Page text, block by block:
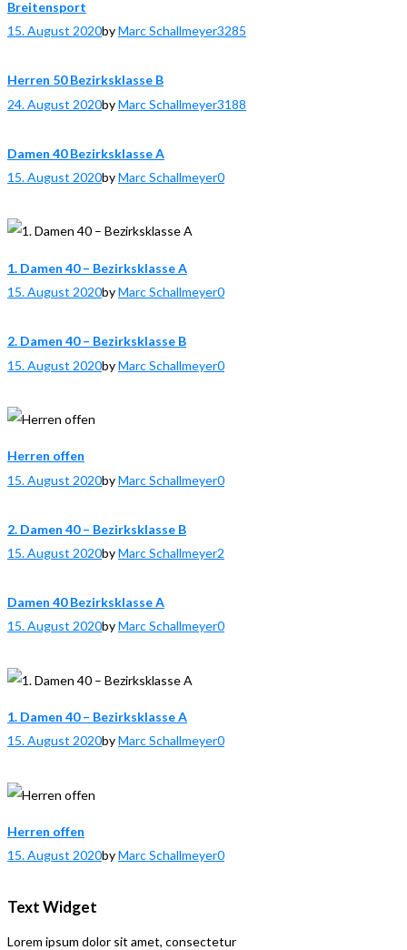
Breitensport
15. August 2020byMarc Schallmeyer3285
Herren 50 Bezirksklasse B
24. August 2020byMarc Schallmeyer3188
Damen 40 Bezirksklasse A
15. August 2020byMarc Schallmeyer0
1. Damen 40 – Bezirksklasse A
15. August 2020byMarc Schallmeyer0
2. Damen 40 – Bezirksklasse B
15. August 2020byMarc Schallmeyer0
Herren offen
15. August 2020byMarc Schallmeyer0
2. Damen 40 – Bezirksklasse B
15. August 2020byMarc Schallmeyer2
Damen 40 Bezirksklasse A
15. August 2020byMarc Schallmeyer0
1. Damen 40 – Bezirksklasse A
15. August 2020byMarc Schallmeyer0
Herren offen
15. August 2020byMarc Schallmeyer0
Text Widget
Lorem ipsum dolor sit amet, consectetur